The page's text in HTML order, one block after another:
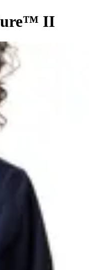
II